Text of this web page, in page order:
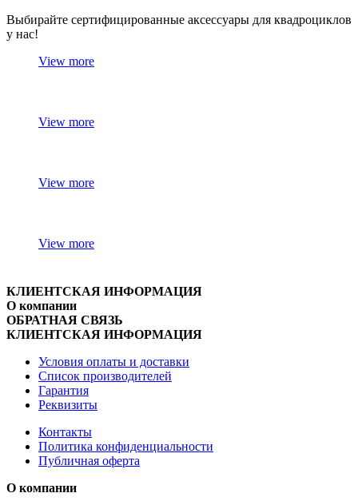
Выбирайте сертифицированные аксессуары для квадроциклов
у нас!
View more
View more
View more
View more
КЛИЕНТСКАЯ ИНФОРМАЦИЯ
О компании
ОБРАТНАЯ СВЯЗЬ
КЛИЕНТСКАЯ ИНФОРМАЦИЯ
Условия оплаты и доставки
Список производителей
Гарантия
Реквизиты
Контакты
Политика конфиденциальности
Публичная оферта
О компании